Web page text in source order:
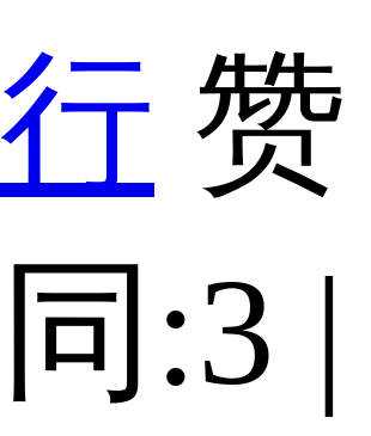
行 赞
同:3 |